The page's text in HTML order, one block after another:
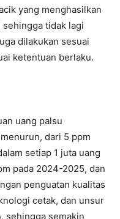
yang menghasilkan
tidak lagi
dilakukan sesuai
ketentuan berlaku.
uang palsu
dari 5 ppm
setiap 1 juta uang
pada 2024-2025, dan
penguatan kualitas
cetak, dan unsur
sehingga semakin